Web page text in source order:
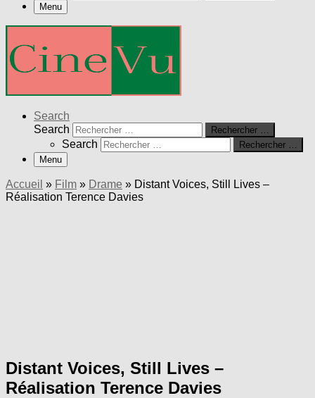
Menu
Search
Search
Rechercher …
Search
Rechercher …
Menu
Accueil » Film » Drame » Distant Voices, Still Lives –
Réalisation Terence Davies
Distant Voices, Still Lives –
Réalisation Terence Davies